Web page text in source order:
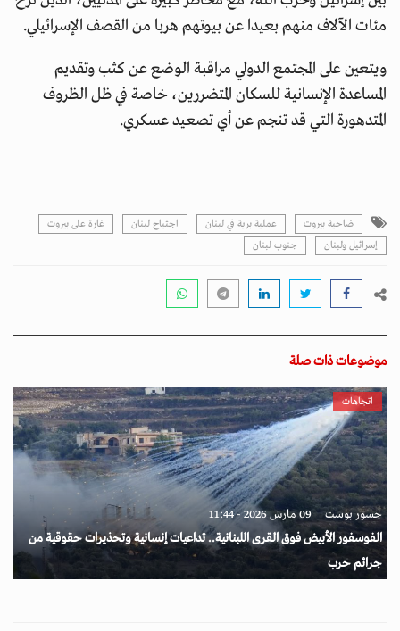
مئات الآلاف منهم بعيدا عن بيوتهم هربا من القصف الإسرائيلي.
ويتعين على المجتمع الدولي مراقبة الوضع عن كثب وتقديم
المساعدة الإنسانية للسكان المتضررين، خاصة في ظل الظروف
المتدهورة التي قد تنجم عن أي تصعيد عسكري.
ضاحية بيروت عملية برية في لبنان اجتياح لبنان
غارة على بيروت
إسرائيل ولبنان
جنوب لبنان
موضوعات ذات صلة
اتجاهات
جسور بوست 09 مارس 2026 - 11:44
الفوسفور الأبيض فوق القرى اللبنانية.. تداعيات إنسانية وتحذيرات حقوقية من
جرائم حرب